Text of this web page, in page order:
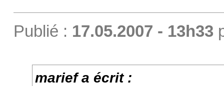
Publié : 17.05.2007 - 13h33
marief a écrit :